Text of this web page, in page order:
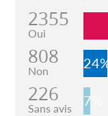
2355
Oui
808
Non 24%
226
Sans avis 7%